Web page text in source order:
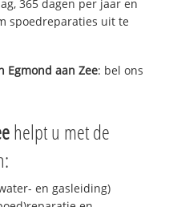
365 dagen per jaar en
spoedreparaties uit te
Egmond aan Zee: bel ons
helpt u met de
en gasleiding)